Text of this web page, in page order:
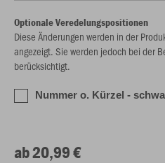
Optionale Veredelungspositionen
Diese Änderungen werden in der
angezeigt. Sie werden jedoch bei der
berücksichtigt.
Nummer o. Kürzel -
ab 20,99 €